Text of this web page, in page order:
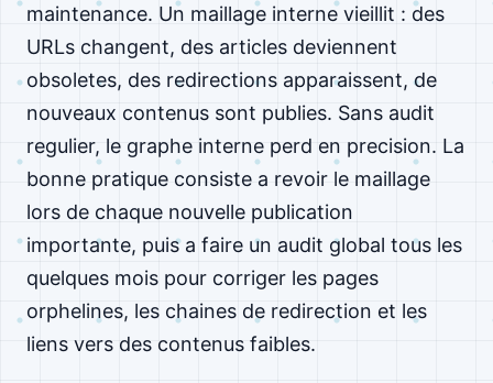
maintenance. Un maillage interne vieillit : des
URLs changent, des articles deviennent
obsoletes, des redirections apparaissent, de
nouveaux contenus sont publies. Sans audit
regulier, le graphe interne perd en precision. La
bonne pratique consiste a revoir le maillage
lors de chaque nouvelle publication
importante, puis a faire un audit global tous les
quelques mois pour corriger les pages
orphelines, les chaines de redirection et les
liens vers des contenus faibles.